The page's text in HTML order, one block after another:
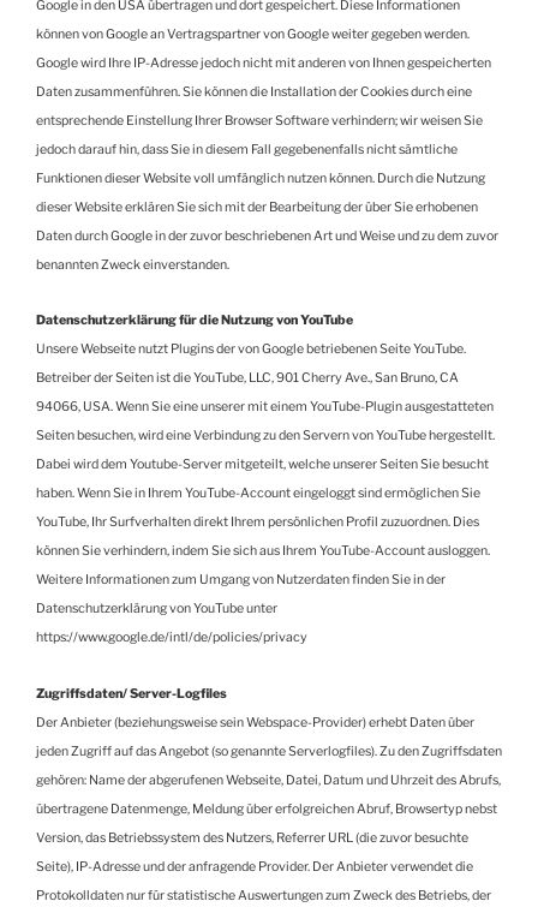
Google in den USA übertragen und dort gespeichert. Diese Informationen
können von Google an Vertragspartner von Google weiter gegeben werden.
Google wird Ihre IP-Adresse jedoch nicht mit anderen von Ihnen gespeicherten
Daten zusammenführen. Sie können die Installation der Cookies durch eine
entsprechende Einstellung Ihrer Browser Software verhindern; wir weisen Sie
jedoch darauf hin, dass Sie in diesem Fall gegebenenfalls nicht sämtliche
Funktionen dieser Website voll umfänglich nutzen können. Durch die Nutzung
dieser Website erklären Sie sich mit der Bearbeitung der über Sie erhobenen
Daten durch Google in der zuvor beschriebenen Art und Weise und zu dem zuvor
benannten Zweck einverstanden.
Datenschutzerklärung für die Nutzung von YouTube
Unsere Webseite nutzt Plugins der von Google betriebenen Seite YouTube.
Betreiber der Seiten ist die YouTube, LLC, 901 Cherry Ave., San Bruno, CA
94066, USA. Wenn Sie eine unserer mit einem YouTube-Plugin ausgestatteten
Seiten besuchen, wird eine Verbindung zu den Servern von YouTube hergestellt.
Dabei wird dem Youtube-Server mitgeteilt, welche unserer Seiten Sie besucht
haben. Wenn Sie in Ihrem YouTube-Account eingeloggt sind ermöglichen Sie
YouTube, Ihr Surfverhalten direkt Ihrem persönlichen Profil zuzuordnen. Dies
können Sie verhindern, indem Sie sich aus Ihrem YouTube-Account ausloggen.
Weitere Informationen zum Umgang von Nutzerdaten finden Sie in der
Datenschutzerklärung von YouTube unter
https://www.google.de/intl/de/policies/privacy
Zugriffsdaten/ Server-Logfiles
Der Anbieter (beziehungsweise sein Webspace-Provider) erhebt Daten über
jeden Zugriff auf das Angebot (so genannte Serverlogfiles). Zu den Zugriffsdaten
gehören: Name der abgerufenen Webseite, Datei, Datum und Uhrzeit des Abrufs,
übertragene Datenmenge, Meldung über erfolgreichen Abruf, Browsertyp nebst
Version, das Betriebssystem des Nutzers, Referrer URL (die zuvor besuchte
Seite), IP-Adresse und der anfragende Provider. Der Anbieter verwendet die
Protokolldaten nur für statistische Auswertungen zum Zweck des Betriebs, der